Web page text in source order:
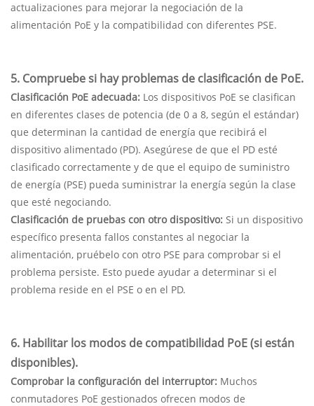
actualizaciones para mejorar la negociación de la
alimentación PoE y la compatibilidad con diferentes PSE.
5. Compruebe si hay problemas de clasificación de PoE.
Clasificación PoE adecuada: Los dispositivos PoE se clasifican
en diferentes clases de potencia (de 0 a 8, según el estándar)
que determinan la cantidad de energía que recibirá el
dispositivo alimentado (PD). Asegúrese de que el PD esté
clasificado correctamente y de que el equipo de suministro
de energía (PSE) pueda suministrar la energía según la clase
que esté negociando.
Clasificación de pruebas con otro dispositivo: Si un dispositivo
específico presenta fallos constantes al negociar la
alimentación, pruébelo con otro PSE para comprobar si el
problema persiste. Esto puede ayudar a determinar si el
problema reside en el PSE o en el PD.
6. Habilitar los modos de compatibilidad PoE (si están
disponibles).
Comprobar la configuración del interruptor: Muchos
conmutadores PoE gestionados ofrecen modos de